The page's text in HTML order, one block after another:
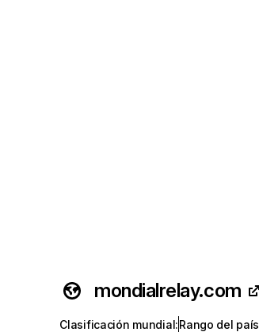
mondialrelay.com
Clasificación mundial:Rango del país